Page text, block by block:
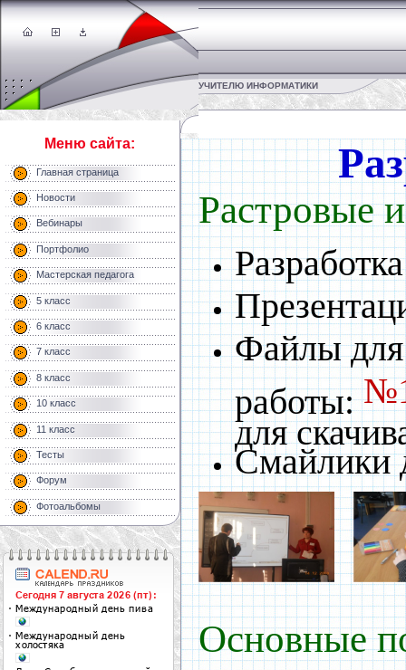
УЧИТЕЛЮ ИНФОРМАТИКИ
Меню сайта:
Главная страница
Новости
Вебинары
Портфолио
Мастерская педагога
5 класс
6 класс
7 класс
8 класс
10 класс
11 класс
Тесты
Форум
Фотоальбомы
Растровые
Файлы для
работы:
для
Смайлики
Основные